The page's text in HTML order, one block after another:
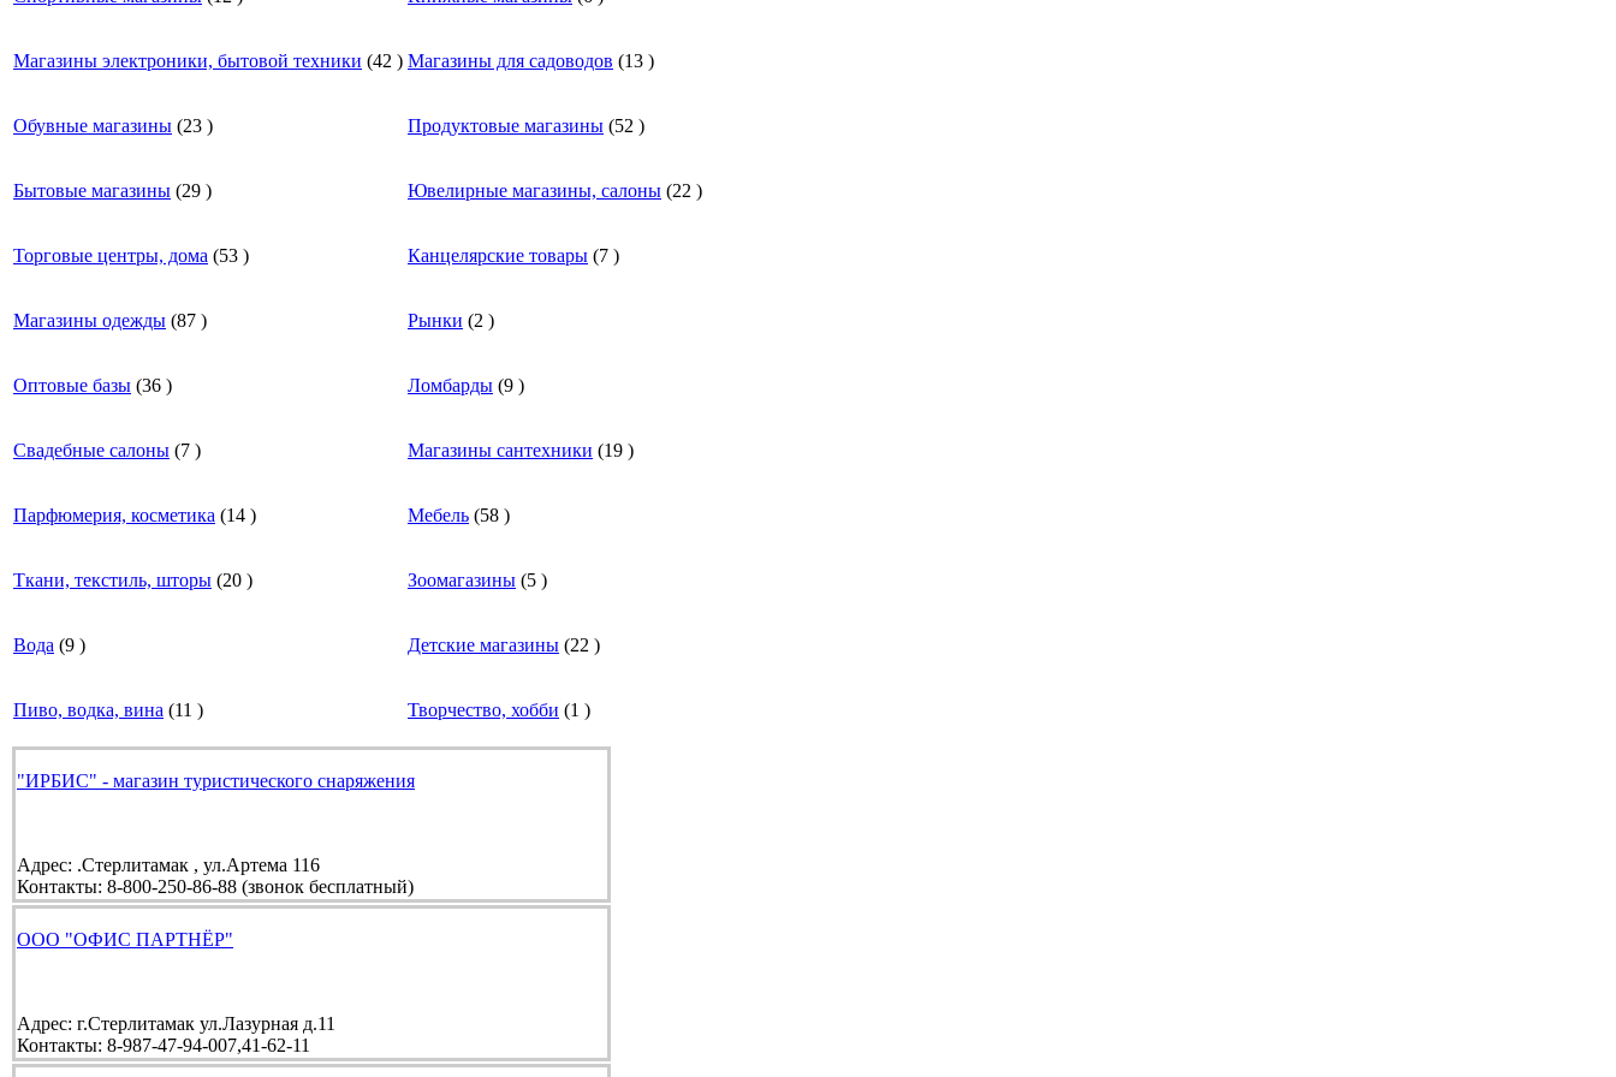
Магазины электроники, бытовой техники (42 ) Магазины для садоводов (13 )
Обувные магазины (23 ) Продуктовые магазины (52 )
Бытовые магазины (29 ) Ювелирные магазины, салоны (22 )
Торговые центры, дома (53 ) Канцелярские товары (7 )
Магазины одежды (87 ) Рынки (2 )
Оптовые базы (36 ) Ломбарды (9 )
Свадебные салоны (7 ) Магазины сантехники (19 )
Парфюмерия, косметика (14 ) Мебель (58 )
Ткани, текстиль, шторы (20 ) Зоомагазины (5 )
Вода (9 ) Детские магазины (22 )
Пиво, водка, вина (11 ) Творчество, хобби (1 )
"ИРБИС" - магазин туристического снаряжения
Адрес: .Стерлитамак , ул.Артема 116
Контакты: 8-800-250-86-88 (звонок бесплатный)
ООО "ОФИС ПАРТНЁР"
Адрес: г.Стерлитамак ул.Лазурная д.11
Контакты: 8-987-47-94-007,41-62-11